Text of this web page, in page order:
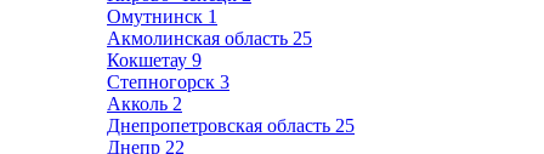
Омутнинск 1
Акмолинская область 25
Кокшетау 9
Степногорск 3
Акколь 2
Днепропетровская область 25
Днепр 22